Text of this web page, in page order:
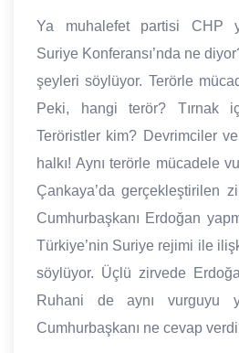
Ya muhalefet partisi CHP
Suriye Konferansı’nda ne
şeyleri söylüyor. Terörle
Peki, hangi terör? Tırnak
Teröristler kim? Devrimciler
halkı! Aynı terörle mücadele
Çankaya’da gerçekleştirilen
Cumhurbaşkanı Erdoğan
Türkiye’nin Suriye rejimi ile
söylüyor. Üçlü zirvede
Ruhani de aynı vurguyu
Cumhurbaşkanı ne cevap